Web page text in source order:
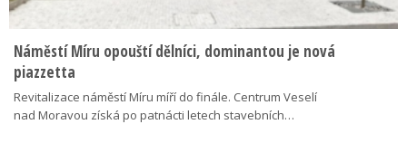
Náměstí Míru opouští dělníci, dominantou je nová
piazzetta
Revitalizace náměstí Míru míří do finále. Centrum Veselí
nad Moravou získá po patnácti letech stavebních…